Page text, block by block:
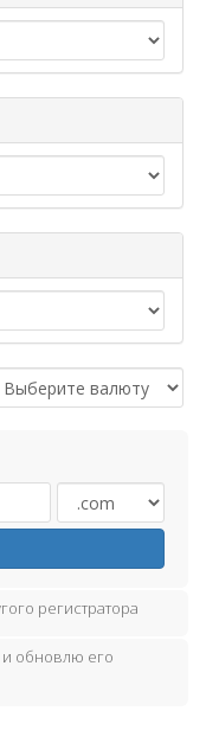
регистратора
и обновлю его